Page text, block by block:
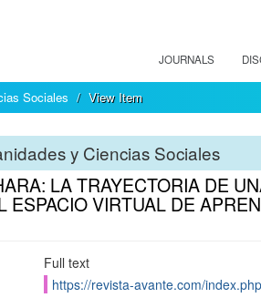
JOURNALS
Sociales View Item
y Ciencias Sociales
LA TRAYECTORIA DE
ESPACIO VIRTUAL DE
Full text
https://revista-avante.com/